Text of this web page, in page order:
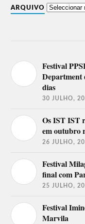
ARQUIVO
Festival
Department
dias
30 JULHO,
Os IST IST
em outubro
26 JULHO,
Festival
final com
25 JULHO,
Festival
Marvila